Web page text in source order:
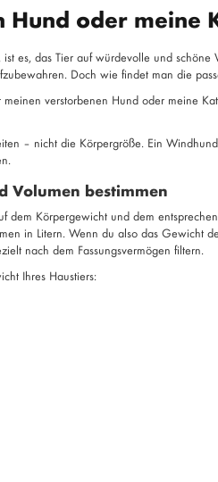
oder meine
es, das Tier auf würdevolle und
Doch wie findet man die
verstorbenen Hund oder meine
– nicht die Körpergröße. Ein
Volumen bestimmen
Körpergewicht und dem
in Litern. Wenn du also das Gewicht
nach dem Fassungsvermögen filtern.
Ihres Haustiers: